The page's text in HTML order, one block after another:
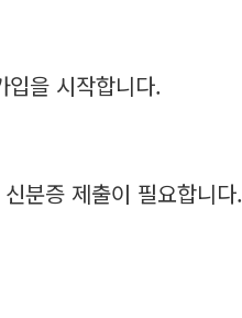
을 시작합니다.
분증 제출이 필요합니다.